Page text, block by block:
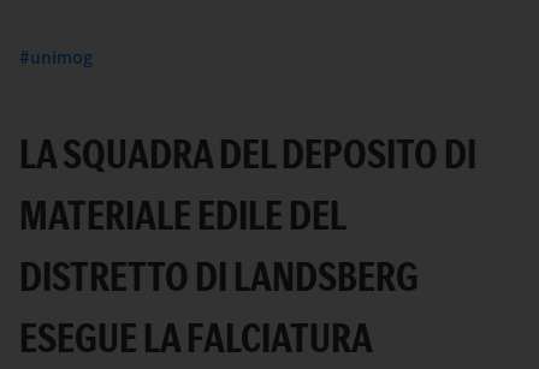
unimog
LA SQUADRA DEL DEPOSITO DI
MATERIALE EDILE DEL
DISTRETTO DI LANDSBERG
ESEGUE LA FALCIATURA